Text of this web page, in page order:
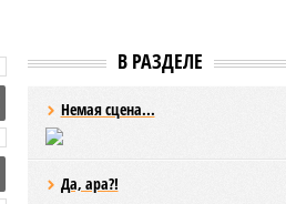
В РАЗДЕЛЕ
Немая сцена...
Да, ара?!